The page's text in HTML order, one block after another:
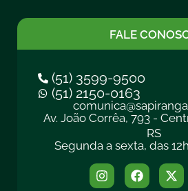
FALE
(51) 3599-9500
(51) 2150-0163
Av. João Corrêa, 793 -
RS
Segunda a sexta, das